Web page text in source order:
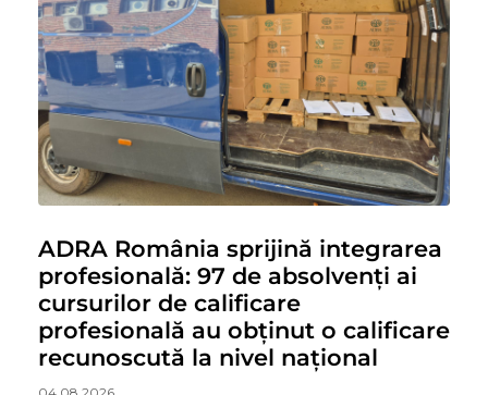
ADRA România sprijină integrarea
profesională: 97 de absolvenți ai
cursurilor de calificare
profesională au obținut o calificare
recunoscută la nivel național